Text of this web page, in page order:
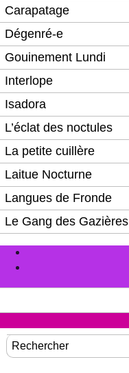
Carapatage
Dégenré-e
Gouinement Lundi
Interlope
Isadora
L’éclat des noctules
La petite cuillère
Laitue Nocturne
Langues de Fronde
Le Gang des Gazières
Rechercher